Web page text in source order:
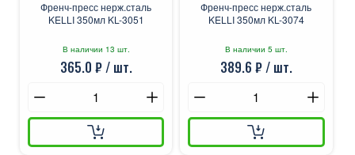
Френч-пресс нерж.сталь
KELLI 350мл KL-3051
В наличии 13 шт.
365.0 ₽ / шт.
Френч-пресс нерж.сталь
KELLI 350мл KL-3074
В наличии 5 шт.
389.6 ₽ / шт.